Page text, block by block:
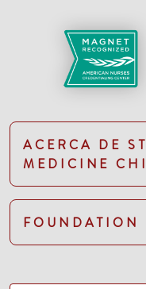
ACERCA DE
MEDICINE
FOUNDATION